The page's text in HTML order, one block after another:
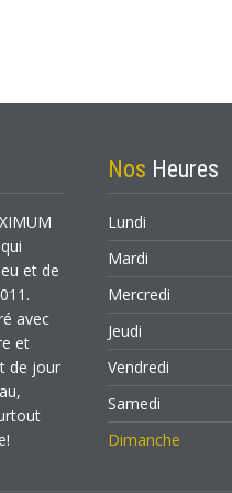
et de
avec
et
de jour
Nos Heures
Lundi
Mardi
Mercredi
Jeudi
Vendredi
Samedi
Dimanche